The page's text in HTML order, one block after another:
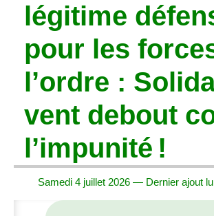
légitime
pour les
l’ordre :
vent debout
l’impunité !
Samedi 4 juillet 2026 — Dernier ajout